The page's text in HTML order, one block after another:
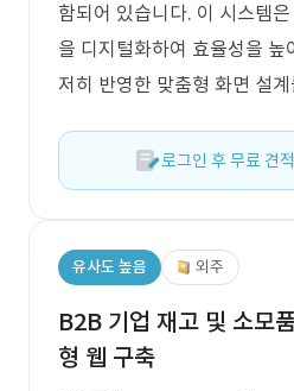
함되어 있습니다. 이 시스템
을 디지털화하여 효율성을 높
저히 반영한 맞춤형 화면 설
로그인 후 무료 견
유사도 높음 외주
B2B 기업 재고 및 소모
형 웹 구축